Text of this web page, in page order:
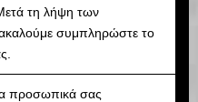
τη λήψη των
συμπληρώστε το
προσωπικά σας